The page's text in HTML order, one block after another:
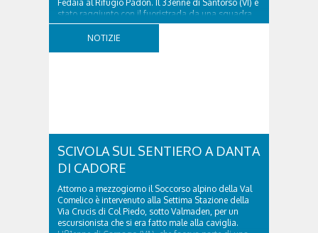
Fedaia al Rifugio Padon. Il 33enne di Santorso (VI) è
stato raggiunto con il fuoristrada da una squadra
del Soccorso alpino della Val Pettorina...
NOTIZIE
SCIVOLA SUL SENTIERO A DANTA
DI CADORE
Attorno a mezzogiorno il Soccorso alpino della Val
Comelico è intervenuto alla Settima Stazione della
Via Crucis di Col Piedo, sotto Valmaden, per un
escursionista che si era fatto male alla caviglia.